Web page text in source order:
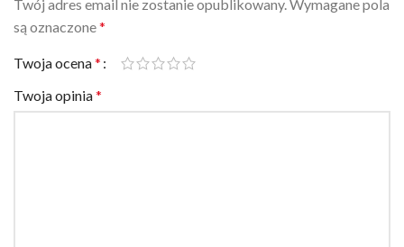
są oznaczone*
Twoja ocena*
Twoja opinia*